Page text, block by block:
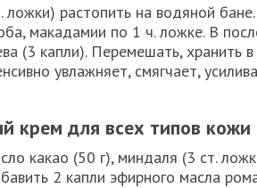
растопить на водяной
макадамии по 1 ч. ложке. В
(3 капли). Перемешать,
увлажняет, смягчает,
крем для всех типов кожи
какао (50 г), миндаля (3 ст.
2 капли эфирного масла